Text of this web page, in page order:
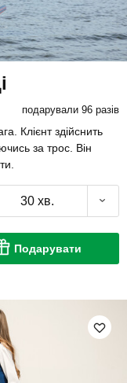
подарували 96 разів
Клієнт здійснить
за трос. Він
30 хв.
Подарувати